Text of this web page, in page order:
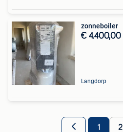
zonneboiler
€ 4.400,00
Langdorp
1 2